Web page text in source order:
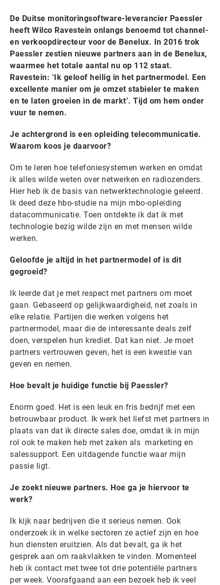
De Duitse monitoringsoftware-leverancier Paessler
heeft Wilco Ravestein onlangs benoemd tot channel-
en verkoopdirecteur voor de Benelux. In 2016 trok
Paessler zestien nieuwe partners aan in de Benelux,
waarmee het totale aantal nu op 112 staat.
Ravestein: ‘Ik geloof heilig in het partnermodel. Een
excellente manier om je omzet stabieler te maken
en te laten groeien in de markt’. Tijd om hem onder
vuur te nemen.
Je achtergrond is een opleiding telecommunicatie.
Waarom koos je daarvoor?
Om te leren hoe telefoniesystemen werken en omdat
ik alles wilde weten over netwerken en radiozenders.
Hier heb ik de basis van netwerktechnologie geleerd.
Ik deed deze hbo-studie na mijn mbo-opleiding
datacommunicatie. Toen ontdekte ik dat ik met
technologie bezig wilde zijn en met mensen wilde
werken.
Geloofde je altijd in het partnermodel of is dit
gegroeid?
Ik leerde dat je met respect met partners om moet
gaan. Gebaseerd op gelijkwaardigheid, net zoals in
elke relatie. Partijen die werken volgens het
partnermodel, maar die de interessante deals zelf
doen, verspelen hun krediet. Dat kan niet. Je moet
partners vertrouwen geven, het is een kwestie van
geven en nemen.
Hoe bevalt je huidige functie bij Paessler?
Enorm goed. Het is een leuk en fris bedrijf met een
betrouwbaar product. Ik werk het liefst met partners in
plaats van dat ik directe sales doe, omdat ik in mijn
rol ook te maken heb met zaken als marketing en
salessupport. Een uitdagende functie waar mijn
passie ligt.
Je zoekt nieuwe partners. Hoe ga je hiervoor te
werk?
Ik kijk naar bedrijven die it serieus nemen. Ook
onderzoek ik in welke sectoren ze actief zijn en hoe
hun diensten eruitzien. Als dat bevalt, ga ik het
gesprek aan om raakvlakken te vinden. Momenteel
heb ik contact met twee tot drie potentiële partners
per week. Voorafgaand aan een bezoek heb ik veel